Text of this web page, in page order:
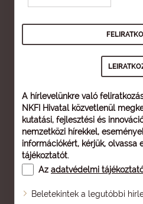
A hírlevelünkre való
NKFI Hivatal közvetlenül
kutatási, fejlesztési és
nemzetközi hírekkel,
információkért, kérjük, olvassa
tájékoztatót.
Az adatvédelmi
Beletekintek a legutóbbi